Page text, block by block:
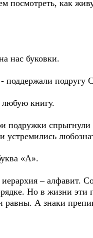
посмотреть, как
нас буковки.
подругу
любую книгу.
подружки
устремились
«А».
– алфавит.
Но в жизни
А знаки